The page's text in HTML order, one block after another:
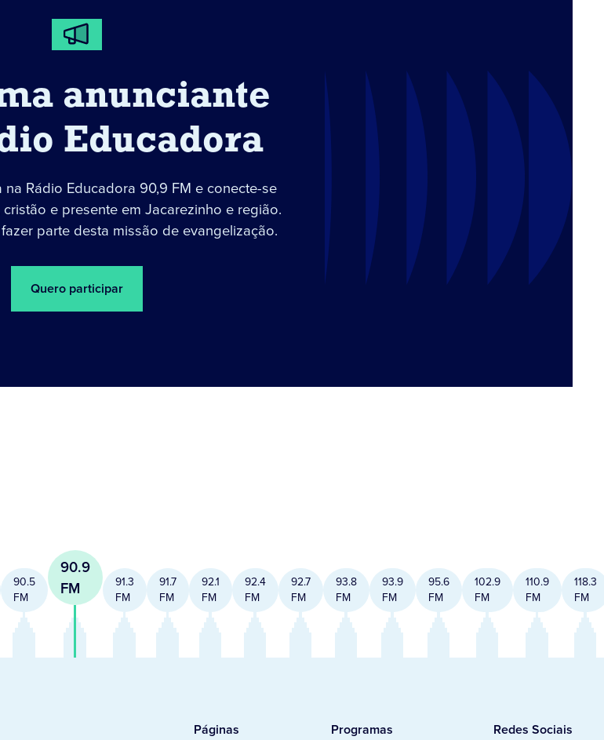
anunciante
Educadora
na Rádio Educadora 90,9 FM e conecte-se
e presente em Jacarezinho e região.
parte desta missão de evangelização.
Quero participar
90.5
FM
90.9
FM
91.3
FM
91.7
FM
92.1
FM
92.4
FM
92.7
FM
93.8
FM
93.9
FM
95.6
FM
102.9
FM
110.9
FM
118.3
FM
Páginas Programas Redes Sociais